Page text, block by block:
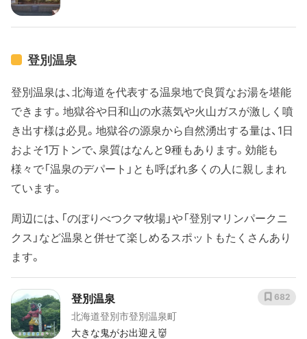
登別温泉
登別温泉は、北海道を代表する温泉地で良質なお湯を堪能
できます。地獄谷や日和山の水蒸気や火山ガスが激しく噴
き出す様は必見。地獄谷の源泉から自然湧出する量は、1日
およそ1万トンで、泉質はなんと9種もあります。効能も
様々で「温泉のデパート」とも呼ばれ多くの人に親しまれ
ています。
周辺には、「のぼりべつクマ牧場」や「登別マリンパークニ
クス」など温泉と併せて楽しめるスポットもたくさんあり
ます。
登別温泉
北海道登別市登別温泉町
大きな鬼がお出迎え👹
682